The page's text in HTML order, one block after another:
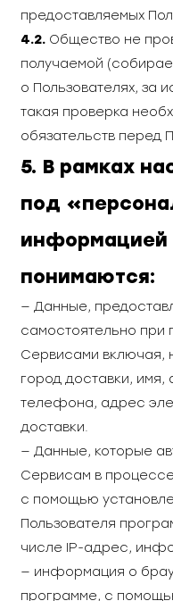
предоставляемых
4.2. Общество не
получаемой
о Пользователях, за
такая проверка
обязательств перед
5. В рамках
под
информацией
понимаются:
— Данные,
самостоятельно при
Сервисами включая,
город доставки,
телефона, адрес
доставки.
— Данные, которые
Сервисам в
с помощью
Пользователя
числе IP-адрес,
— информация о
программе, с